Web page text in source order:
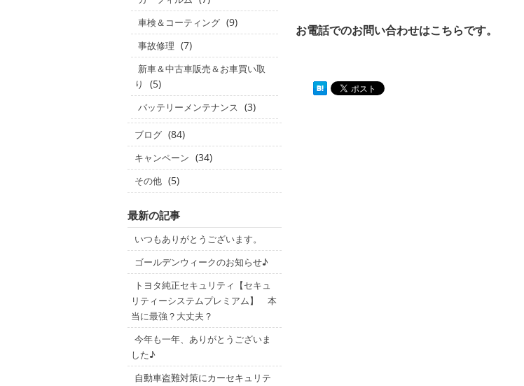
お電話でのお問い合わせはこちらです。
車検＆コーティング (9)
事故修理 (7)
新車＆中古車販売＆お車買い取
り
(5)
バッテリーメンテナンス (3)
ブログ (84)
キャンペーン (34)
その他 (5)
最新の記事
いつもありがとうございます。
ゴールデンウィークのお知らせ♪
トヨタ純正セキュリティ【セキュ
リティーシステムプレミアム】 本
当に最強？大丈夫？
今年も一年、ありがとうございま
した♪
自動車盗難対策にカーセキュリテ